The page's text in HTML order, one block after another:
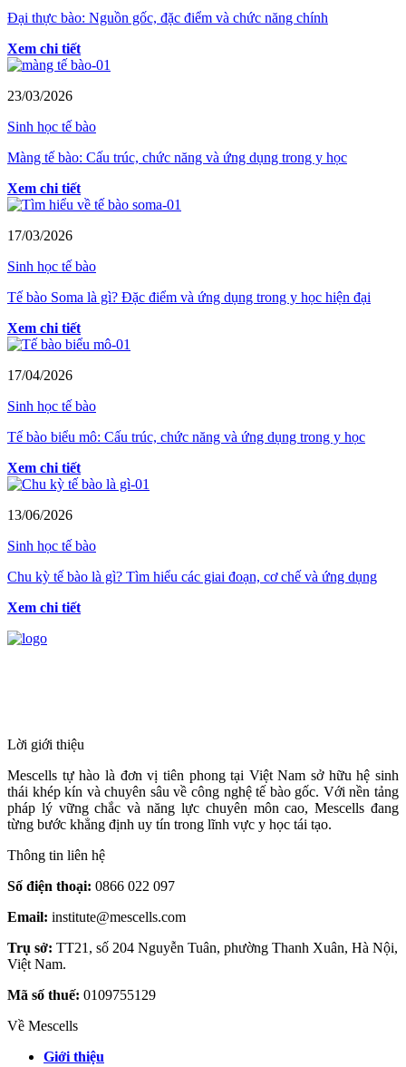
Đại thực bào: Nguồn gốc, đặc điểm và chức năng chính
Xem chi tiết
23/03/2026
Sinh học tế bào
Màng tế bào: Cấu trúc, chức năng và ứng dụng trong y học
Xem chi tiết
17/03/2026
Sinh học tế bào
Tế bào Soma là gì? Đặc điểm và ứng dụng trong y học hiện đại
Xem chi tiết
17/04/2026
Sinh học tế bào
Tế bào biểu mô: Cấu trúc, chức năng và ứng dụng trong y học
Xem chi tiết
13/06/2026
Sinh học tế bào
Chu kỳ tế bào là gì? Tìm hiểu các giai đoạn, cơ chế và ứng dụng
Xem chi tiết
Lời giới thiệu
Mescells tự hào là đơn vị tiên phong tại Việt Nam sở hữu hệ sinh
thái khép kín và chuyên sâu về công nghệ tế bào gốc. Với nền tảng
pháp lý vững chắc và năng lực chuyên môn cao, Mescells đang
từng bước khẳng định uy tín trong lĩnh vực y học tái tạo.
Thông tin liên hệ
Số điện thoại: 0866 022 097
Email: institute@mescells.com
Trụ sở: TT21, số 204 Nguyễn Tuân, phường Thanh Xuân, Hà Nội,
Việt Nam.
Mã số thuế: 0109755129
Về Mescells
Giới thiệu